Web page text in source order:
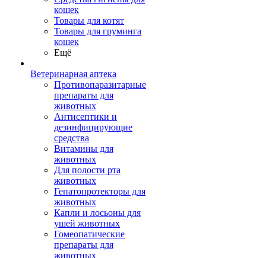
кошек
Товары для котят
Товары для груминга
кошек
Ещё
Ветеринарная аптека
Противопаразитарные
препараты для
животных
Антисептики и
дезинфицирующие
средства
Витамины для
животных
Для полости рта
животных
Гепатопротекторы для
животных
Капли и лосьоны для
ушей животных
Гомеопатические
препараты для
животных